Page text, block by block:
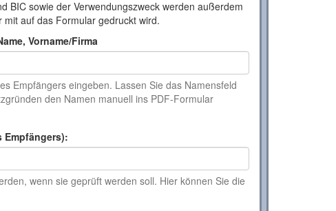
BIC sowie der Verwendungszweck werden außerdem
auf das Formular gedruckt wird.
Vorname/Firma
Empfängers eingeben. Lassen Sie das Namensfeld
den Namen manuell ins PDF-Formular
Empfängers):
wenn sie geprüft werden soll. Hier können Sie die